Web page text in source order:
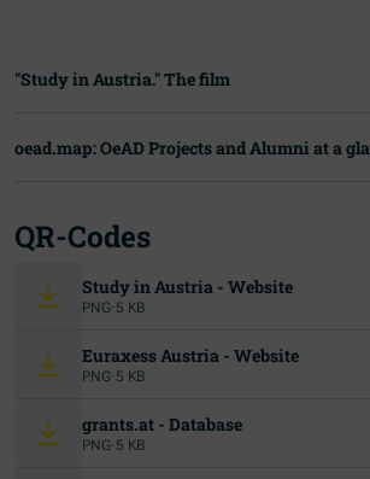
"Study in Austria." The film
oead.map: OeAD Projects and Alumni at a
QR-Codes
Study in Austria - Website
PNG· 5 KB
Euraxess Austria - Website
PNG· 5 KB
grants.at - Database
PNG· 5 KB